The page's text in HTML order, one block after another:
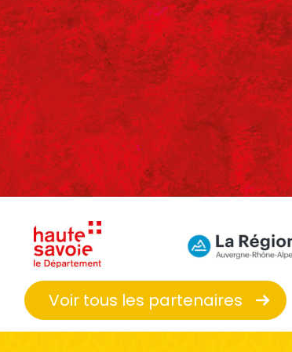
Voir tous les partenaires